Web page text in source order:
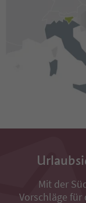
Mit der
Vorschläge für